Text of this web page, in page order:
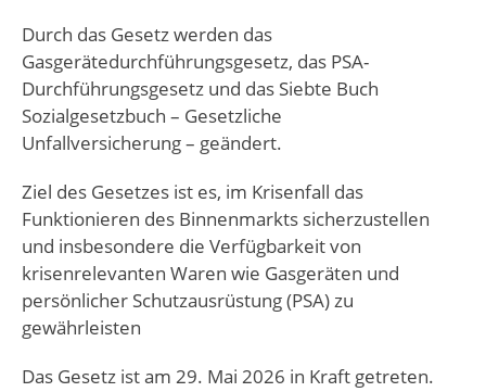
Durch das Gesetz werden das
Gasgerätedurchführungsgesetz, das PSA-
Durchführungsgesetz und das Siebte Buch
Sozialgesetzbuch – Gesetzliche
Unfallversicherung – geändert.
Ziel des Gesetzes ist es, im Krisenfall das
Funktionieren des Binnenmarkts sicherzustellen
und insbesondere die Verfügbarkeit von
krisenrelevanten Waren wie Gasgeräten und
persönlicher Schutzausrüstung (PSA) zu
gewährleisten
Das Gesetz ist am 29. Mai 2026 in Kraft getreten.